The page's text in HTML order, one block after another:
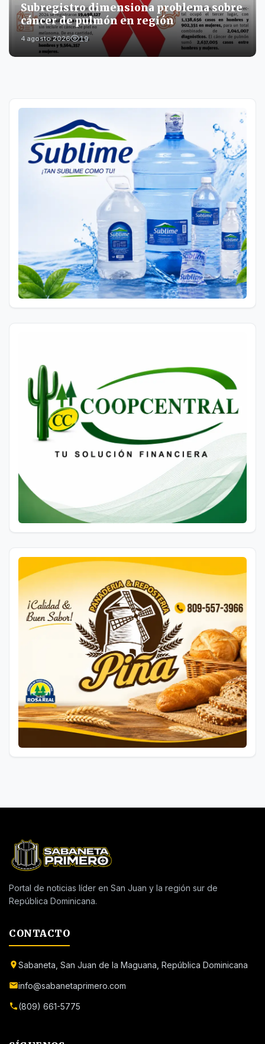
Subregistro dimensiona problema sobre
cáncer de pulmón en región
4 agosto 2026 19
Portal de noticias líder en San Juan y la región sur de
República Dominicana.
CONTACTO
Sabaneta, San Juan de la Maguana, República Dominicana
info@sabanetaprimero.com
(809) 661-5775